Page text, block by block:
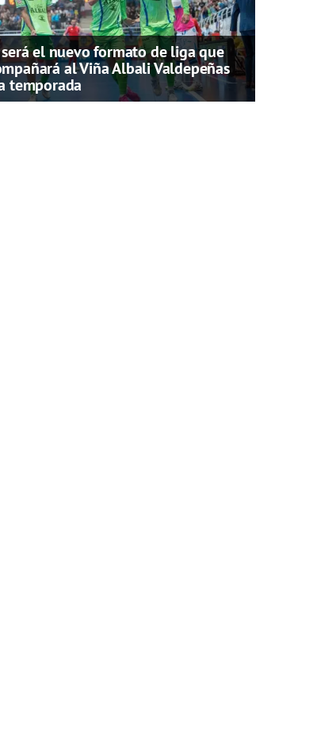
el nuevo formato de liga que
al Viña Albali Valdepeñas
temporada